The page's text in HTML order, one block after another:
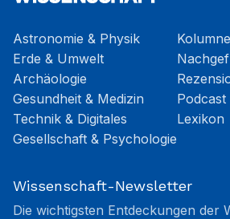
Astronomie & Physik
Erde & Umwelt
Archäologie
Gesundheit & Medizin
Technik & Digitales
Gesellschaft & Psychologie
Podcast
Lexikon
Wissenschaft-Newsletter
Die wichtigsten Entdeckungen der